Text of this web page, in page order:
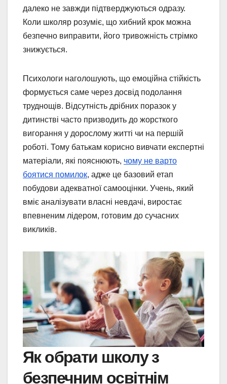
далеко не завжди підтверджуються одразу.
Коли школяр розуміє, що хибний крок можна
безпечно виправити, його тривожність стрімко
знижується.
Психологи наголошують, що емоційна стійкість
формується саме через досвід подолання
труднощів. Відсутність дрібних поразок у
дитинстві часто призводить до жорсткого
вигорання у дорослому житті чи на першій
роботі. Тому батькам корисно вивчати експертні
матеріали, які пояснюють, чому не варто
боятися помилок, адже це базовий етап
побудови адекватної самооцінки. Учень, який
вміє аналізувати власні невдачі, виростає
впевненим лідером, готовим до сучасних
викликів.
Як обрати школу з
безпечним освітнім